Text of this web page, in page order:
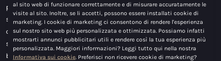
piattaforma da bagno lungo il cuscino fino alla cabina: questa
soluzione facilita l'accesso e l'uscita dall'imbarcazione, offre una
comoda posizione seduta o sdraiata sul cuscino e aumenta la
sicurezza intorno all'elica. Ideale per nuotare e risalire facilmente a
bordo.
al sito web di funzionare correttamente e di misurare accuratamente le
visite al sito. Inoltre, se li accetti, possono essere installati cookie di
marketing. I cookie di marketing ci consentono di rendere l'esperienza
sul nostro sito web più personalizzata e ottimizzata. Possiamo infatti
mostrarti annunci pubblicitari utili e rendere così la tua esperienza più
personalizzata. Maggiori informazioni? Leggi tutto qui nella nostra
Informativa sui cookie . Preferisci non ricevere cookie di marketing?